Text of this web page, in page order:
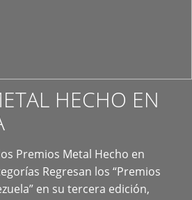
HECHO EN
Premios Metal Hecho en
Regresan los “Premios
en su tercera edición,